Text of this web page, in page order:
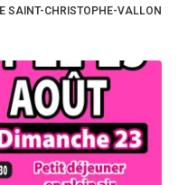
SAINT-CHRISTOPHE-VALLON